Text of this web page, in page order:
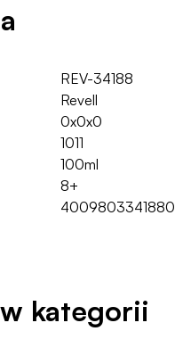
REV-34188
Revell
0x0x0
1011
100ml
8+
4009803341880
kategorii